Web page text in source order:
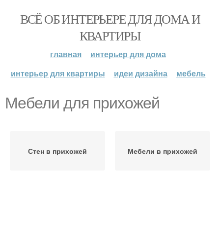
ВСЁ ОБ ИНТЕРЬЕРЕ ДЛЯ ДОМА И
КВАРТИРЫ
главная
интерьер для дома
интерьер для квартиры
идеи дизайна мебель
Мебели для прихожей
Стен в прихожей Мебели в прихожей